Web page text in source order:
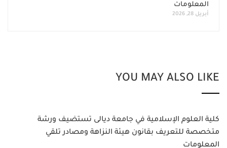
YOU MAY
الإسلامية في جامعة ديالى تستضيف ورشة
بقانون هيئة النزاهة ومصادر تلقي